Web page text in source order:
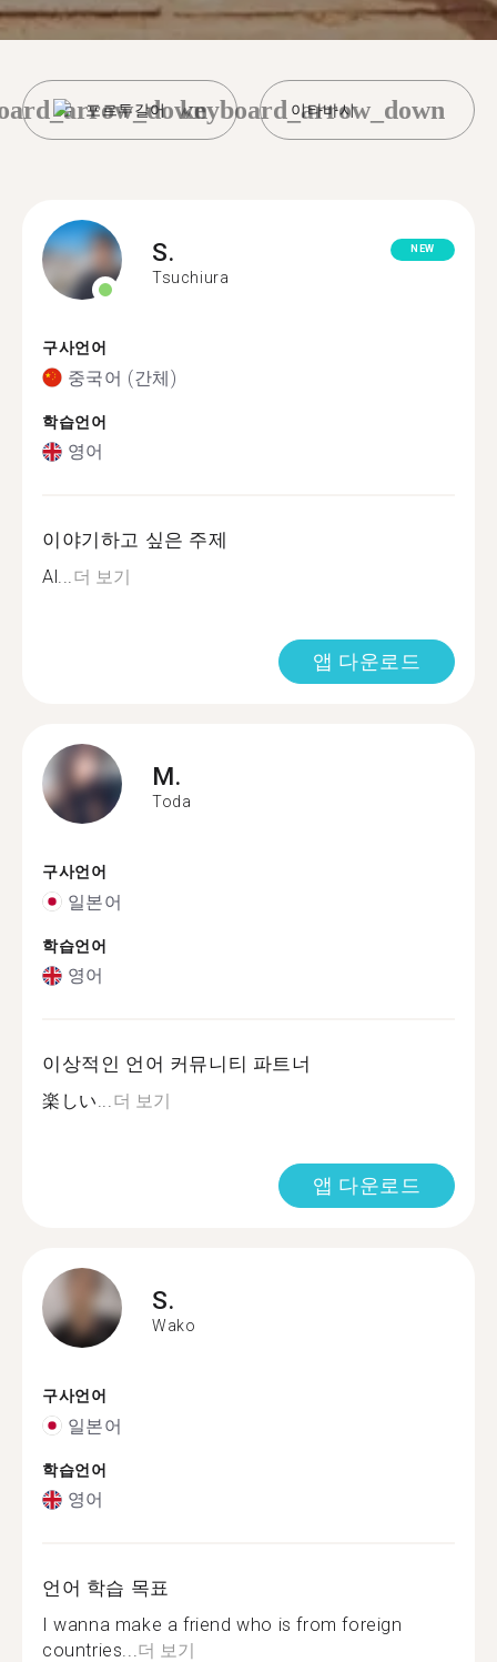
포르투갈어 이타바시
keyboard_arrow_down
S.
Tsuchiura
NEW
구사언어
중국어 (간체)
학습언어
영어
이야기하고 싶은 주제
Al...더 보기
앱 다운로드
M.
Toda
구사언어
일본어
학습언어
영어
이상적인 언어 커뮤니티 파트너
楽しい...더 보기
앱 다운로드
S.
Wako
구사언어
일본어
학습언어
영어
언어 학습 목표
I wanna make a friend who is from foreign
countries...더 보기